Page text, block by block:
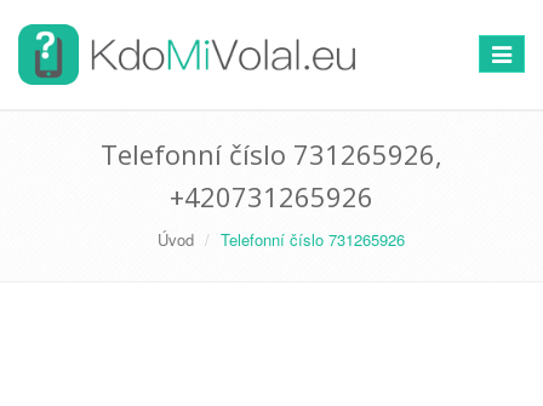
Telefonní číslo 731265926,
+420731265926
Úvod Telefonní číslo 731265926